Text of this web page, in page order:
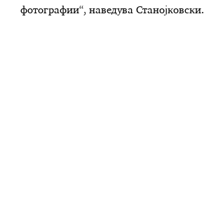
фотографии“, наведува Станојковски.